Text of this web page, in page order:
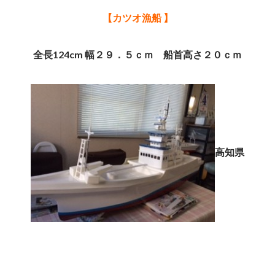
【カツオ漁船 】
全長124cm 幅２９．５ｃｍ 船首高さ２０ｃｍ
高知県